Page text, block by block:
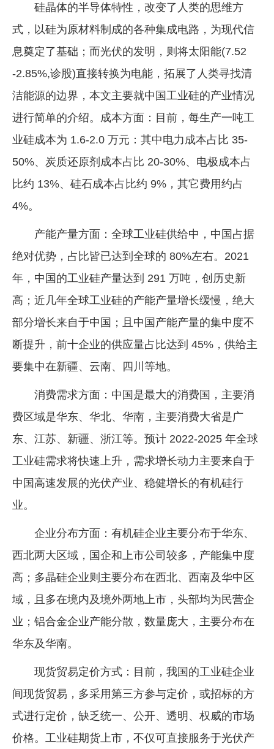
数字报硅晶体的半导体特性，改变了人类的思维方
式，以硅为原材料制成的各种集成电路，为现代信
息奠定了基础；而光伏的发明，则将太阳能(7.52
-2.85%,诊股)直接转换为电能，拓展了人类寻找清
洁能源的边界，本文主要就中国工业硅的产业情况
进行简单的介绍。成本方面：目前，每生产一吨工
业硅成本为 1.6-2.0 万元：其中电力成本占比 35-
50%、炭质还原剂成本占比 20-30%、电极成本占
比约 13%、硅石成本占比约 9%，其它费用约占
4%。
产能产量方面：全球工业硅供给中，中国占据
绝对优势，占比皆已达到全球的 80%左右。2021
年，中国的工业硅产量达到 291 万吨，创历史新
高；近几年全球工业硅的产能产量增长缓慢，绝大
部分增长来自于中国；且中国产能产量的集中度不
断提升，前十企业的供应量占比达到 45%，供给主
要集中在新疆、云南、四川等地。
消费需求方面：中国是最大的消费国，主要消
费区域是华东、华北、华南，主要消费大省是广
东、江苏、新疆、浙江等。预计 2022-2025 年全球
工业硅需求将快速上升，需求增长动力主要来自于
中国高速发展的光伏产业、稳健增长的有机硅行
业。
企业分布方面：有机硅企业主要分布于华东、
西北两大区域，国企和上市公司较多，产能集中度
高；多晶硅企业则主要分布在西北、西南及华中区
域，且多在境内及境外两地上市，头部均为民营企
业；铝合金企业产能分散，数量庞大，主要分布在
华东及华南。
现货贸易定价方式：目前，我国的工业硅企业
间现货贸易，多采用第三方参与定价，或招标的方
式进行定价，缺乏统一、公开、透明、权威的市场
价格。工业硅期货上市，不仅可直接服务于光伏产